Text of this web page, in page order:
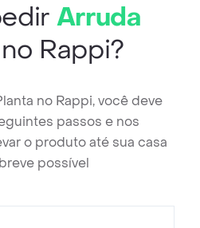
Arruda
no Rappi?
no Rappi, você deve
passos e nos
o produto até sua casa
possível